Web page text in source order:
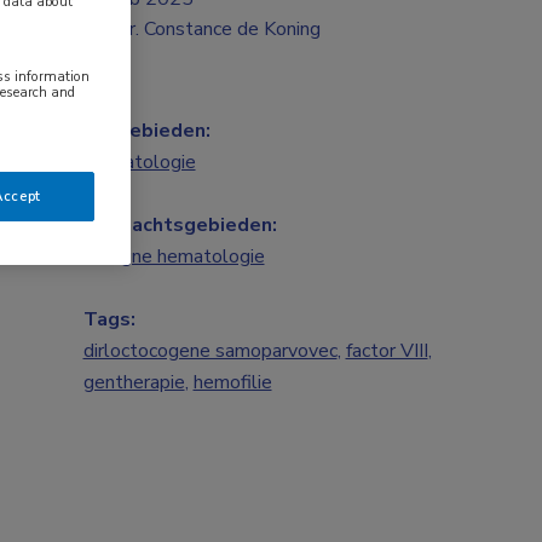
Mr. Constance de Koning
Vakgebieden:
Hematologie
Aandachtsgebieden:
Benigne hematologie
Tags:
dirloctocogene samoparvovec, factor VIII,
gentherapie, hemofilie
information
and